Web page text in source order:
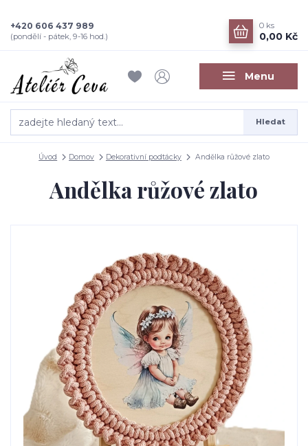
Menu
Hledat
+420 606 437 989
(pondělí - pátek, 9-16 hod.)
0 ks
0,00 Kč
Úvod Domov Dekorativní podtácky Andělka růžové zlato
Andělka růžové zlato